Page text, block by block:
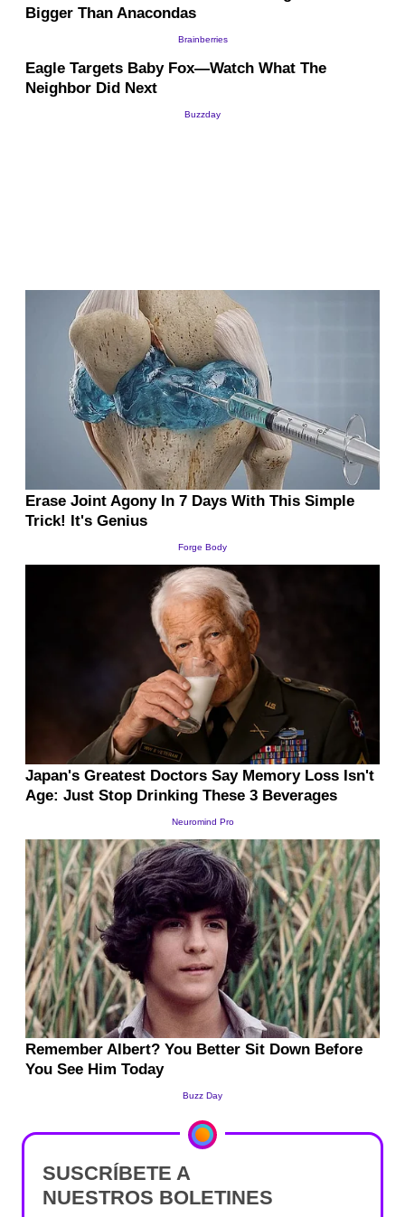
SUSCRÍBETE A
NUESTROS BOLETINES